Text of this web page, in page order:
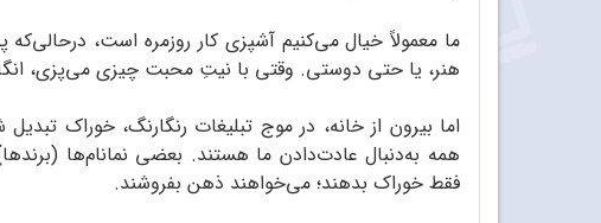
ما معمولاً خیال می‌کنیم آشپزی کار روزمره است،
هنر، یا حتی دوستی. وقتی با نیتِ محبت چیزی می‌پزی،
اما بیرون از خانه، در موج تبلیغات رنگارنگ، خوراک
همه به‌دنبال عادت‌دادن ما هستند. بعضی نمانام‌ها
فقط خوراک بدهند؛ می‌خواهند ذهن بفروشند.